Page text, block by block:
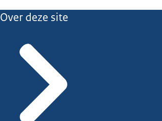
Over deze site